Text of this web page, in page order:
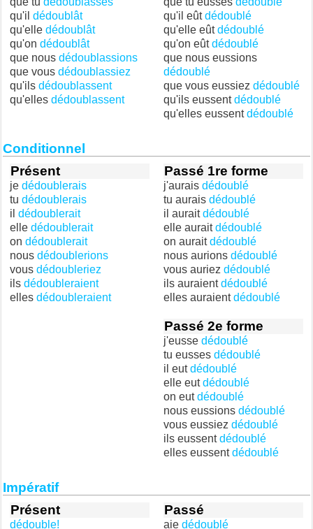
qu'il dédoublât
qu'elle dédoublât
qu'on dédoublât
que nous dédoublassions
que vous dédoublassiez
qu'ils dédoublassent
qu'elles dédoublassent
qu'il eûtdédoublé
qu'elle eûtdédoublé
qu'on eûtdédoublé
que nous eussions
dédoublé
que vous eussiez dédoublé
qu'ils eussentdédoublé
qu'elles eussentdédoublé
Conditionnel
Présent
je dédoublerais
tu dédoublerais
il dédoublerait
elle dédoublerait
on dédoublerait
nous dédoublerions
vous dédoubleriez
ils dédoubleraient
elles dédoubleraient
Passé 1re forme
j'aurais dédoublé
tu aurais dédoublé
il auraitdédoublé
elle auraitdédoublé
on auraitdédoublé
nous aurions dédoublé
vous auriez dédoublé
ils auraientdédoublé
elles auraientdédoublé
Passé 2e forme
j'eusse dédoublé
tu eusses dédoublé
il eutdédoublé
elle eutdédoublé
on eutdédoublé
nous eussions dédoublé
vous eussiez dédoublé
ils eussentdédoublé
elles eussentdédoublé
Impératif
Présent
dédouble!
Passé
aie dédoublé